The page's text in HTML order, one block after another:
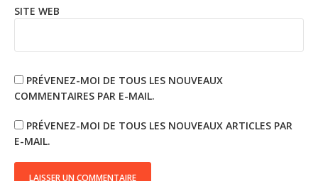
SITE WEB
PRÉVENEZ-MOI DE TOUS LES NOUVEAUX
COMMENTAIRES PAR E-MAIL.
PRÉVENEZ-MOI DE TOUS LES NOUVEAUX ARTICLES PAR
E-MAIL.